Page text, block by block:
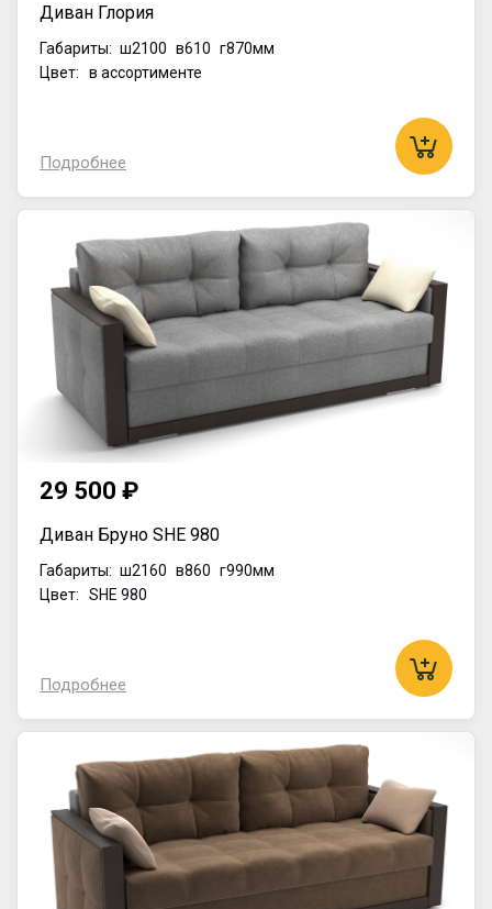
Диван Глория
Габариты: ш2100 в610 г870мм
Цвет: в ассортименте
Подробнее
29 500 ₽
Диван Бруно SHE 980
Габариты: ш2160 в860 г990мм
Цвет: SHE 980
Подробнее